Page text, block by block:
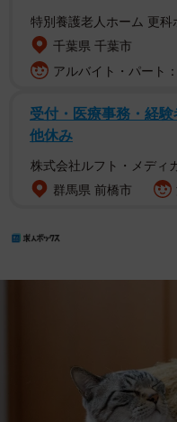
特別養護老人ホーム 更科
千葉県 千葉市
アルバイト・パート
受付・医療事務・経
他休み
株式会社ルフト・メディ
群馬県 前橋市